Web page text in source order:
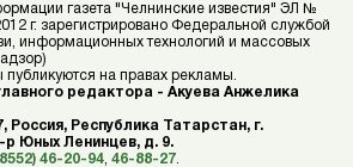
газета "Челнинские известия" ЭЛ №
г. зарегистрировано Федеральной службой
информационных технологий и массовых
публикуются на правах рекламы.
редактора - Акуева Анжелика
Россия, Республика Татарстан, г.
Юных Ленинцев, д. 9.
46-20-94 46-88-27